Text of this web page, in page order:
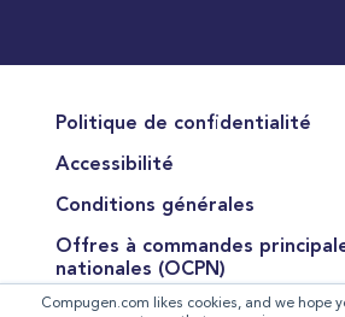
Compugen.com likes cookies, and we hope
Politique de confidentialité
Accessibilité
Conditions générales
Offres à commandes
nationales (OCPN)
Conditions de vente des